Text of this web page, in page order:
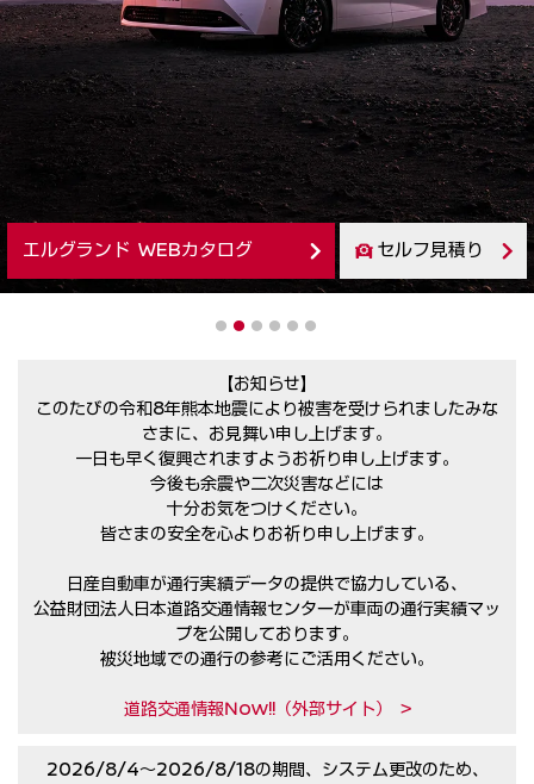
エルグランド WEBカタログ セルフ見積り
1 2 3 4 5 6
【お知らせ】
このたびの令和8年熊本地震により被害を受けられましたみな
さまに、お見舞い申し上げます。
一日も早く復興されますようお祈り申し上げます。
今後も余震や二次災害などには
十分お気をつけください。
皆さまの安全を心よりお祈り申し上げます。
日産自動車が通行実績データの提供で協力している、
公益財団法人日本道路交通情報センターが車両の通行実績マッ
プを公開しております。
被災地域での通行の参考にご活用ください。
道路交通情報Now!!（外部サイト） >
2026/8/4〜2026/8/18の期間、システム更改のため、